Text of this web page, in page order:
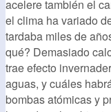
acelere también el
el clima ha variado
tardaba miles de
qué? Demasiado
trae efecto
aguas, y cuáles
bombas atómicas y